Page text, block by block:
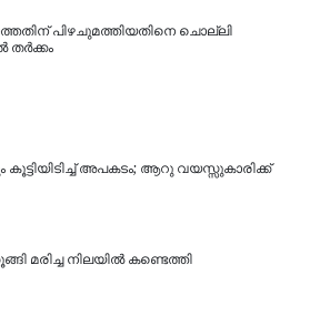
പിഴചുമത്തിയതിനെ ചൊല്ലി
തര്‍ക്കം
അപകടം; ആറു വയസ്സുകാരിക്ക്
മരിച്ച നിലയില്‍ കണ്ടെത്തി